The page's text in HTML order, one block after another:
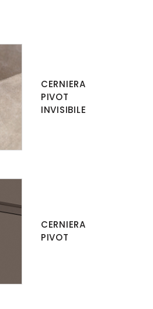
CERNIERA
PIVOT
INVISIBILE
CERNIERA
PIVOT